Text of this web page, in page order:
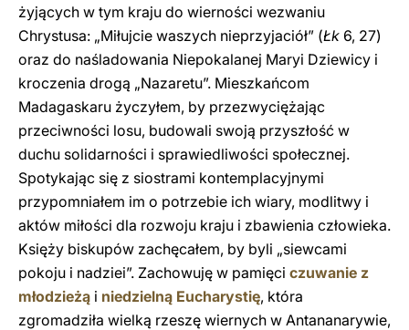
żyjących w tym kraju do wierności wezwaniu
Chrystusa: „Miłujcie waszych nieprzyjaciół” (Łk 6, 27)
oraz do naśladowania Niepokalanej Maryi Dziewicy i
kroczenia drogą „Nazaretu”. Mieszkańcom
Madagaskaru życzyłem, by przezwyciężając
przeciwności losu, budowali swoją przyszłość w
duchu solidarności i sprawiedliwości społecznej.
Spotykając się z siostrami kontemplacyjnymi
przypomniałem im o potrzebie ich wiary, modlitwy i
aktów miłości dla rozwoju kraju i zbawienia człowieka.
Księży biskupów zachęcałem, by byli „siewcami
pokoju i nadziei”. Zachowuję w pamięci czuwanie z
młodzieżą i niedzielną Eucharystię, która
zgromadziła wielką rzeszę wiernych w Antananarywie,